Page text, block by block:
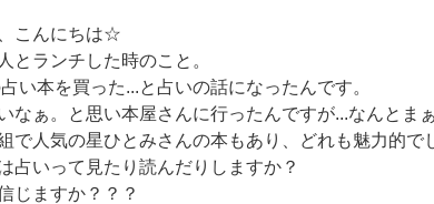
こんにちは☆
とランチした時のこと。
い本を買った...と占いの話になったんです。
なぁ。と思い本屋さんに行ったんですが...なんとま
で人気の星ひとみさんの本もあり、どれも魅力的で
占いって見たり読んだりしますか？
じますか？？？